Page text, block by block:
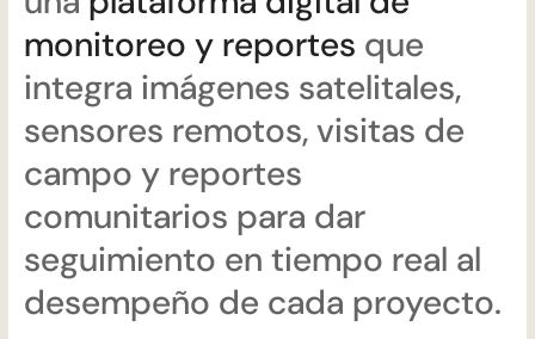
monitoreo y reportes que
integra imágenes satelitales,
sensores remotos, visitas de
campo y reportes
comunitarios para dar
seguimiento en tiempo real al
desempeño de cada proyecto.